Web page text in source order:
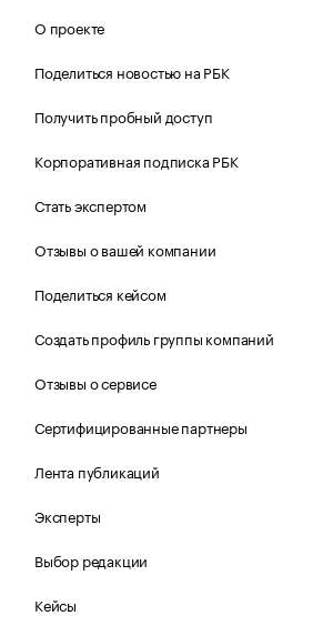
О проекте
Поделиться новостью на РБК
Получить пробный доступ
Корпоративная подписка РБК
Стать экспертом
Отзывы о вашей компании
Поделиться кейсом
Создать профиль группы компаний
Отзывы о сервисе
Сертифицированные партнеры
Лента публикаций
Эксперты
Выбор редакции
Кейсы